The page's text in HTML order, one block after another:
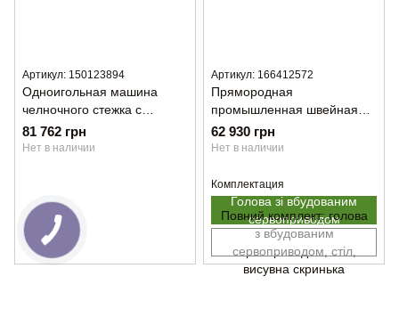
Артикул: 150123894
Одноигольная машина
челночного стежка с
тройным продвижениемJuki
DNU-1541/X55245
81 762 грн
Нет в наличии
Артикул: 166412572
Прямородная
промышленная швейная
машина для сверхтяжелых
материалов LONGSEW
62 930 грн
Нет в наличии
Комплектация
Голова зі вбудованим
сервоприводом
Повний комплект: голова
з вбудованим
сервоприводом, стіл,
висувна скринька